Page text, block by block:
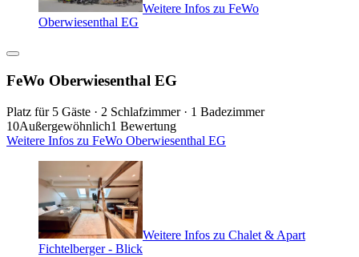
Weitere Infos zu FeWo
Oberwiesenthal EG
FeWo Oberwiesenthal EG
Platz für 5 Gäste · 2 Schlafzimmer · 1 Badezimmer
10Außergewöhnlich1 Bewertung
Weitere Infos zu FeWo Oberwiesenthal EG
Weitere Infos zu Chalet & Apart
Fichtelberger - Blick